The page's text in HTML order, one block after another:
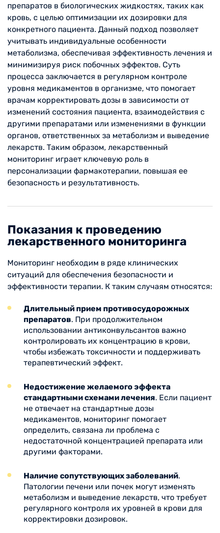
препаратов в биологических жидкостях, таких как
кровь, с целью оптимизации их дозировки для
конкретного пациента. Данный подход позволяет
учитывать индивидуальные особенности
метаболизма, обеспечивая эффективность лечения и
минимизируя риск побочных эффектов. Суть
процесса заключается в регулярном контроле
уровня медикаментов в организме, что помогает
врачам корректировать дозы в зависимости от
изменений состояния пациента, взаимодействия с
другими препаратами или изменениями в функции
органов, ответственных за метаболизм и выведение
лекарств. Таким образом, лекарственный
мониторинг играет ключевую роль в
персонализации фармакотерапии, повышая ее
безопасность и результативность.
Показания к проведению
лекарственного мониторинга
Мониторинг необходим в ряде клинических
ситуаций для обеспечения безопасности и
эффективности терапии. К таким случаям относятся:
Длительный прием противосудорожных
препаратов. При продолжительном
использовании антиконвульсантов важно
контролировать их концентрацию в крови,
чтобы избежать токсичности и поддерживать
терапевтический эффект.
Недостижение желаемого эффекта
стандартными схемами лечения. Если пациент
не отвечает на стандартные дозы
медикаментов, мониторинг помогает
определить, связана ли проблема с
недостаточной концентрацией препарата или
другими факторами.
Наличие сопутствующих заболеваний.
Патологии печени или почек могут изменять
метаболизм и выведение лекарств, что требует
регулярного контроля их уровней в крови для
корректировки дозировок.